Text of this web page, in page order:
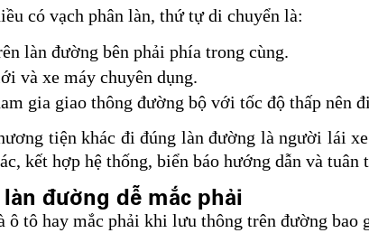
có vạch phân làn, thứ tự di chuyển là:
làn đường bên phải phía trong cùng.
và xe máy chuyên dụng.
gia giao thông đường bộ với tốc độ thấp nên
tiện khác đi đúng làn đường là người lái
kết hợp hệ thống, biển báo hướng dẫn và tuân
đường dễ mắc phải
tô hay mắc phải khi lưu thông trên đường bao